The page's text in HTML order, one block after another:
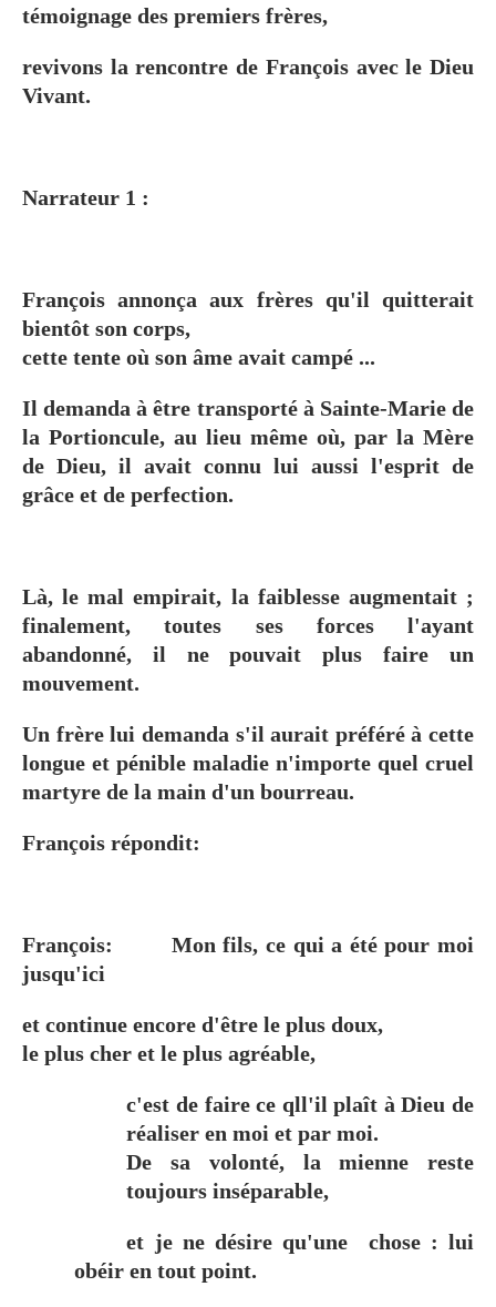
témoignage des premiers frères,
revivons la rencontre de François avec le Dieu
Vivant.
Narrateur 1 :
François annonça aux frères qu'il quitterait
bientôt son corps,
cette tente où son âme avait campé ...
Il demanda à être transporté à Sainte-Marie de
la Portioncule, au lieu même où, par la Mère
de Dieu, il avait connu lui aussi l'esprit de
grâce et de perfection.
Là, le mal empirait, la faiblesse augmentait ;
finalement, toutes ses forces l'ayant
abandonné, il ne pouvait plus faire un
mouvement.
Un frère lui demanda s'il aurait préféré à cette
longue et pénible maladie n'importe quel cruel
martyre de la main d'un bourreau.
François répondit:
François:
Mon fils, ce qui a été pour moi
jusqu'ici
et continue encore d'être le plus doux,
le plus cher et le plus agréable,
c'est de faire ce qll'il plaît à Dieu de
réaliser en moi et par moi.
De sa volonté, la mienne reste
toujours inséparable,
et je ne désire qu'une
chose : lui
obéir en tout point.